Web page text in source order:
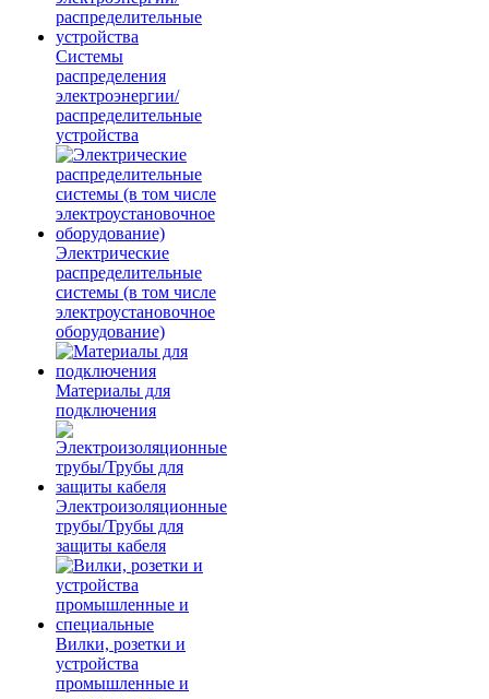
Системы
распределения
электроэнергии/
распределительные
устройства
Электрические
распределительные
системы (в том числе
электроустановочное
оборудование)
Материалы для
подключения
Электроизоляционные
трубы/Трубы для
защиты кабеля
Вилки, розетки и
устройства
промышленные и